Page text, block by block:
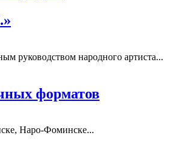
руководством народного артиста...
форматов
Наро-Фоминске...